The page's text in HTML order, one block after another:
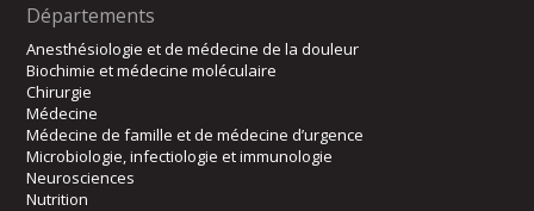
Départements
Anesthésiologie et de médecine de la douleur
Biochimie et médecine moléculaire
Chirurgie
Médecine
Médecine de famille et de médecine d’urgence
Microbiologie, infectiologie et immunologie
Neurosciences
Nutrition